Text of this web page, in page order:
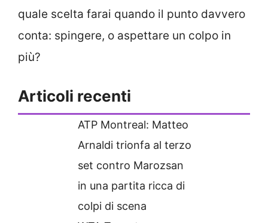
quale scelta farai quando il punto davvero
conta: spingere, o aspettare un colpo in
più?
Articoli recenti
ATP Montreal: Matteo
Arnaldi trionfa al terzo
set contro Marozsan
in una partita ricca di
colpi di scena